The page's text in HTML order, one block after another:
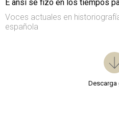
E ansí se fizo en los tiempos
Voces actuales en
española
Descarga